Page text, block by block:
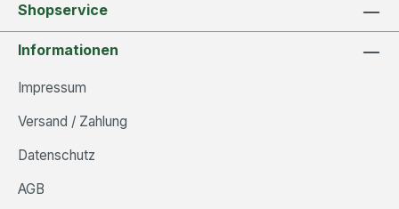
Shopservice
Informationen
Impressum
Versand / Zahlung
Datenschutz
AGB